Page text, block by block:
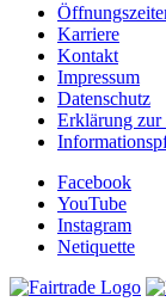
Karriere
Kontakt
Impressum
Datenschutz
Erklärung
Facebook
YouTube
Instagram
Netiquette